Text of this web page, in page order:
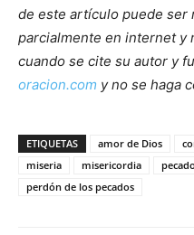
de este artículo puede ser
parcialmente en internet y
cuando se cite su autor y
oracion.com y no se haga
ETIQUETAS amor de Dios
miseria
misericordia pecado
perdón de los pecados